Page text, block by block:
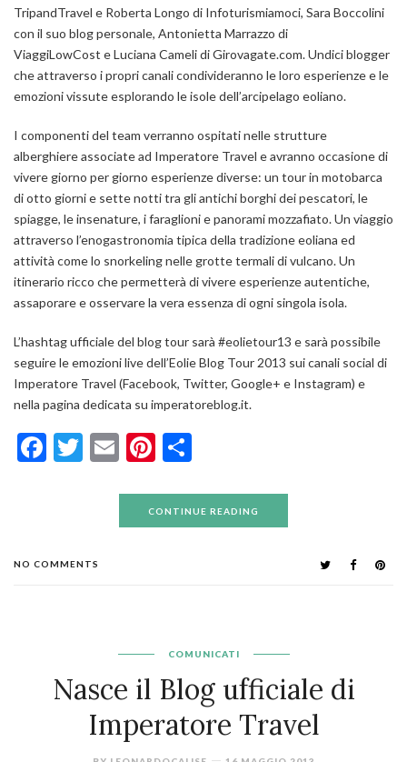
TripandTravel e Roberta Longo di Infoturismiamoci, Sara Boccolini
con il suo blog personale, Antonietta Marrazzo di
ViaggiLowCost e Luciana Cameli di Girovagate.com. Undici blogger
che attraverso i propri canali condivideranno le loro esperienze e le
emozioni vissute esplorando le isole dell’arcipelago eoliano.
I componenti del team verranno ospitati nelle strutture
alberghiere associate ad Imperatore Travel e avranno occasione di
vivere giorno per giorno esperienze diverse: un tour in motobarca
di otto giorni e sette notti tra gli antichi borghi dei pescatori, le
spiagge, le insenature, i faraglioni e panorami mozzafiato. Un viaggio
attraverso l’enogastronomia tipica della tradizione eoliana ed
attività come lo snorkeling nelle grotte termali di vulcano. Un
itinerario ricco che permetterà di vivere esperienze autentiche,
assaporare e osservare la vera essenza di ogni singola isola.
L’hashtag ufficiale del blog tour sarà #eolietour13 e sarà possibile
seguire le emozioni live dell’Eolie Blog Tour 2013 sui canali social di
Imperatore Travel (Facebook, Twitter, Google+ e Instagram) e
nella pagina dedicata su imperatoreblog.it.
Facebook
Twitter
EmailPinterest
CONTINUE READING
NO COMMENTS
COMUNICATI
Nasce il Blog ufficiale di
Imperatore Travel